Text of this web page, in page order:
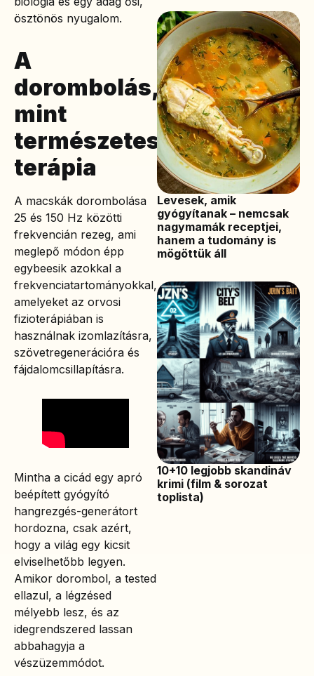
ösztönös nyugalom.
A
dorombolás,
mint
természetes
terápia
A macskák dorombolása
25 és 150 Hz közötti
frekvencián rezeg, ami
meglepő módon épp
egybeesik azokkal a
frekvenciatartományokkal,
amelyeket az orvosi
fizioterápiában is
használnak izomlazításra,
szövetregenerációra és
fájdalomcsillapításra.
Mintha a cicád egy apró
beépített gyógyító
hangrezgés-generátort
hordozna, csak azért,
hogy a világ egy kicsit
elviselhetőbb legyen.
Amikor dorombol, a tested
ellazul, a légzésed
mélyebb lesz, és az
idegrendszered lassan
abbahagyja a
vészüzemmódot.
Levesek, amik
gyógyítanak – nemcsak
nagymamák receptjei,
hanem a tudomány is
mögöttük áll
10+10 legjobb skandináv
krimi (film & sorozat
toplista)